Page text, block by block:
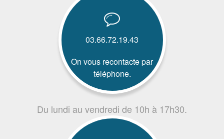
03.66.72.19.43
On vous recontacte par
téléphone.
Du lundi au vendredi de 10h à 17h30.